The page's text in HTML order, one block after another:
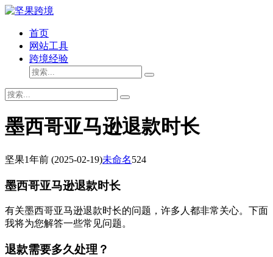
首页
网站工具
跨境经验
墨西哥亚马逊退款时长
坚果1年前 (2025-02-19)未命名524
墨西哥亚马逊退款时长
有关墨西哥亚马逊退款时长的问题，许多人都非常关心。下面
我将为您解答一些常见问题。
退款需要多久处理？